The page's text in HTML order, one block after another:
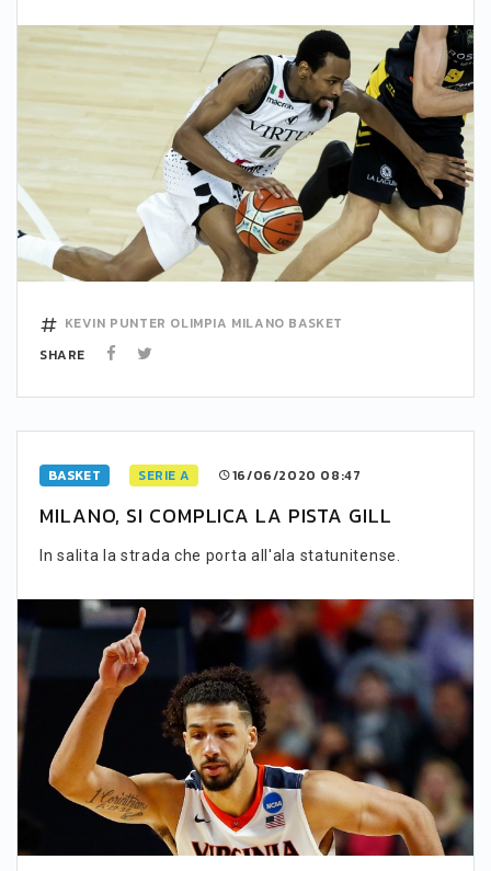
KEVIN PUNTER OLIMPIA MILANO BASKET
SHARE
BASKET SERIE A 16/06/2020 08:47
MILANO, SI COMPLICA LA PISTA GILL
In salita la strada che porta all'ala statunitense.